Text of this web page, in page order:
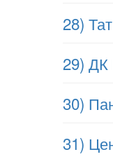
28)
29)
30)
31)